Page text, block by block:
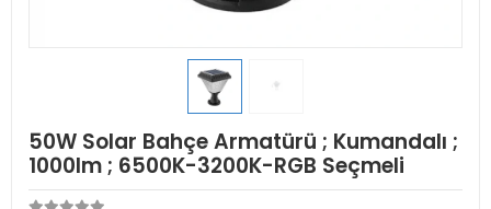
50W Solar Bahçe Armatürü ; Kumandalı ;
1000lm ; 6500K-3200K-RGB Seçmeli